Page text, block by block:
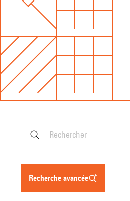
recherche avancée